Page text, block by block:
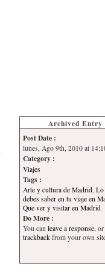
Archived Entry
Post Date :
lunes, Ago 9th, 2010 at
Category :
Viajes
Tags :
Arte y cultura de Madrid Lo
debes saber en tu viaje en
Que ver y visitar en Madrid
Do More :
You can leave a response, or
trackback from your own